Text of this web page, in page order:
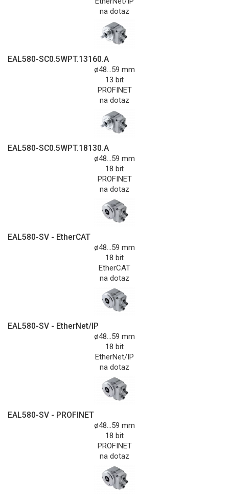
na dotaz
EAL580-SC0.5WPT.13160.A
ø48...59 mm
13 bit
PROFINET
na dotaz
EAL580-SC0.5WPT.18130.A
ø48...59 mm
18 bit
PROFINET
na dotaz
EAL580-SV - EtherCAT
ø48...59 mm
18 bit
EtherCAT
na dotaz
EAL580-SV - EtherNet/IP
ø48...59 mm
18 bit
EtherNet/IP
na dotaz
EAL580-SV - PROFINET
ø48...59 mm
18 bit
PROFINET
na dotaz